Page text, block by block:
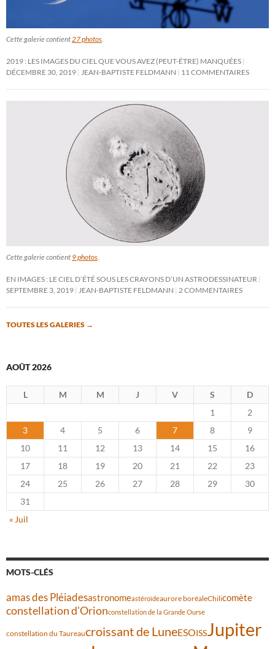
Cette galerie contient 27 photos
2019 : LES IMAGES DU CIEL QUE VOUS AVEZ (PEUT-ÊTRE) MANQUÉES
DÉCEMBRE 30, 2019
JEAN-BAPTISTE FELDMANN 11 COMMENTAIRES
Cette galerie contient 9 photos
EN IMAGES : LE CIEL D’ÉTÉ SOUS LES CRAYONS D’UN ASTRODESSINATEUR
SEPTEMBRE 3, 2019
JEAN-BAPTISTE FELDMANN 2 COMMENTAIRES
TOUTES LES GALERIES →
AOÛT 2026
L M M J V S
D
1
2
3
4 5 6 7 8
9
10
11 12 13 14 15
16
17
18 19 20 21 22
23
24
25 26 27 28 29
30
31
« Juil
MOTS-CLÉS
amas des Pléiadesastronomeastéroïdeaurore boréaleChilicomète
constellation d'Orionconstellation de la Grande Ourse
constellation du Taureaucroissant de LuneESOISSJupiter